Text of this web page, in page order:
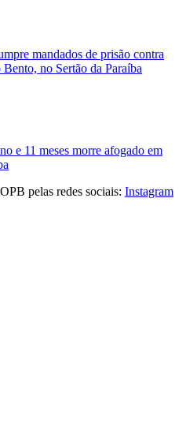
mandados de prisão contra
no Sertão da Paraíba
e 11 meses morre afogado em
pelas redes sociais: Instagram